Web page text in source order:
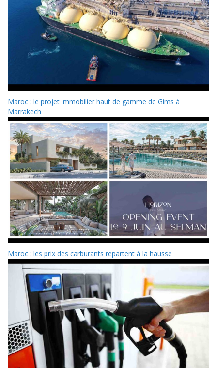
Maroc : le projet immobilier haut de gamme de Gims à
Marrakech
Maroc : les prix des carburants repartent à la hausse